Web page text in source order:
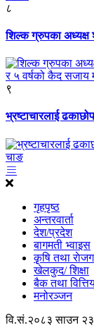
८
शिल्क ग्रुपका अध्यक्ष
९
भ्रष्टाचारलाई ढकाछोप
गृहपृष्ठ
अन्तरवार्ता
देश/प्रदेश
बागमती भ्वाइस
कृृषि तथा
खेलकुद/ शिक्षा
बैक तथा
मनोरञ्जन
वि.सं.२०८३ साउन २३